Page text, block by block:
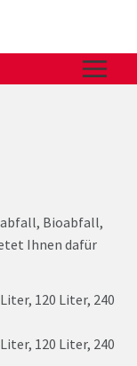
Bioabfall,
Ihnen dafür
120 Liter, 240
120 Liter, 240